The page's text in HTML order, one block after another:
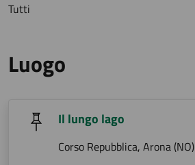
Tutti
Luogo
Il lungo lago
Corso Repubblica, Arona (NO)